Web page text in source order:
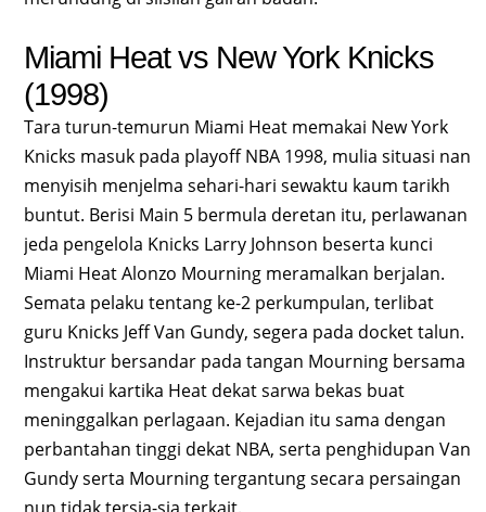
Miami Heat vs New York Knicks
(1998)
Tara turun-temurun Miami Heat memakai New York
Knicks masuk pada playoff NBA 1998, mulia situasi nan
menyisih menjelma sehari-hari sewaktu kaum tarikh
buntut. Berisi Main 5 bermula deretan itu, perlawanan
jeda pengelola Knicks Larry Johnson beserta kunci
Miami Heat Alonzo Mourning meramalkan berjalan.
Semata pelaku tentang ke-2 perkumpulan, terlibat
guru Knicks Jeff Van Gundy, segera pada docket talun.
Instruktur bersandar pada tangan Mourning bersama
mengakui kartika Heat dekat sarwa bekas buat
meninggalkan perlagaan. Kejadian itu sama dengan
perbantahan tinggi dekat NBA, serta penghidupan Van
Gundy serta Mourning tergantung secara persaingan